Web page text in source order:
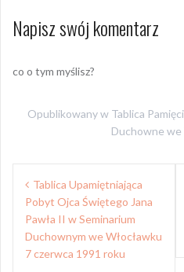
Napisz swój komentarz
co o tym myślisz?
Opublikowany w Tablica Pamięci
Duchowne we
Nawigacja
wpisu
Tablica Upamiętniająca
Pobyt Ojca Świętego Jana
Pawła II w Seminarium
Duchownym we Włocławku
7 czerwca 1991 roku